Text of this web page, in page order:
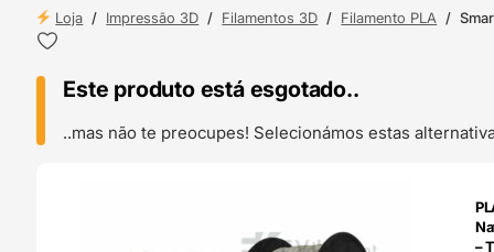
Loja / Impressão 3D / Filamentos 3D / Filamento PLA /
Este produto está esgotado..
..mas não te preocupes! Selecionámos estas
–